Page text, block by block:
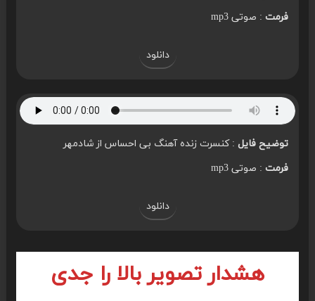
فرمت: صوتی mp3
دانلود
توضیح فایل: کنسرت زنده آهنگ بی احساس از شادمهر
فرمت: صوتی mp3
دانلود
هشدار تصویر بالا را جدی